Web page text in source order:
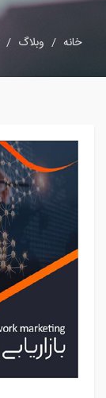
خانه وبلاگ